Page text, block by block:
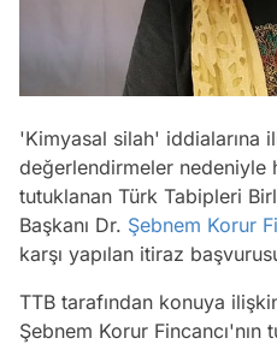
'Kimyasal silah' iddialarına
değerlendirmeler nedeniyle
tutuklanan Türk Tabipleri
Başkanı Dr. Şebnem Korur
karşı yapılan itiraz
TTB tarafından konuya
Şebnem Korur Fincancı'nın